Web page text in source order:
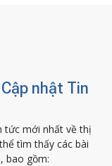
nhật Tin
tức mới nhất về thị
tìm thấy các bài
bao gồm: